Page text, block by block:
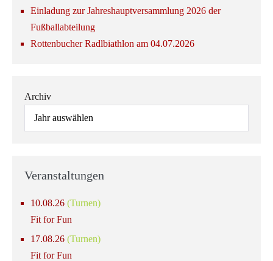
Einladung zur Jahreshauptversammlung 2026 der
Fußballabteilung
Rottenbucher Radlbiathlon am 04.07.2026
Archiv
Veranstaltungen
10.08.26 (Turnen)
Fit for Fun
17.08.26 (Turnen)
Fit for Fun